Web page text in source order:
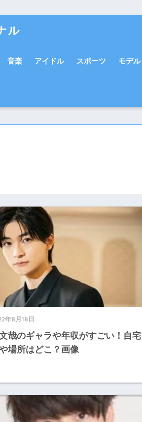
ル
音楽 アイドル スポーツ モデル
年8月18日
哉のギャラや年収がすごい！自宅
場所はどこ？画像